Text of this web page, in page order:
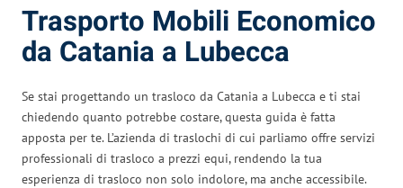
Trasporto Mobili Economico
da Catania a Lubecca
Se stai progettando un trasloco da Catania a Lubecca e ti stai
chiedendo quanto potrebbe costare, questa guida è fatta
apposta per te. L’azienda di traslochi di cui parliamo offre servizi
professionali di trasloco a prezzi equi, rendendo la tua
esperienza di trasloco non solo indolore, ma anche accessibile.